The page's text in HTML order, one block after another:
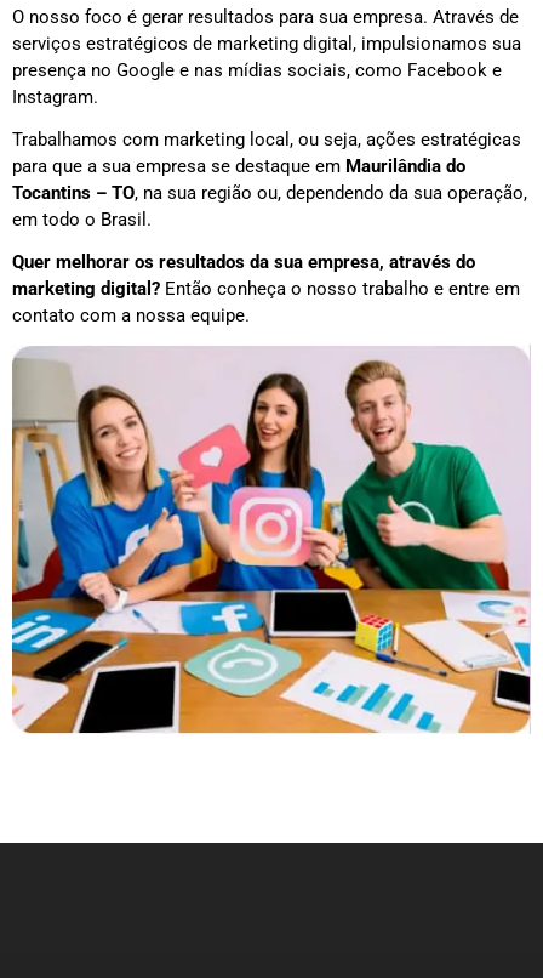
O nosso foco é gerar resultados para sua empresa. Através de
serviços estratégicos de marketing digital, impulsionamos sua
presença no Google e nas mídias sociais, como Facebook e
Instagram.
Trabalhamos com marketing local, ou seja, ações estratégicas
para que a sua empresa se destaque em Maurilândia do
Tocantins – TO, na sua região ou, dependendo da sua operação,
em todo o Brasil.
Quer melhorar os resultados da sua empresa, através do
marketing digital? Então conheça o nosso trabalho e entre em
contato com a nossa equipe.